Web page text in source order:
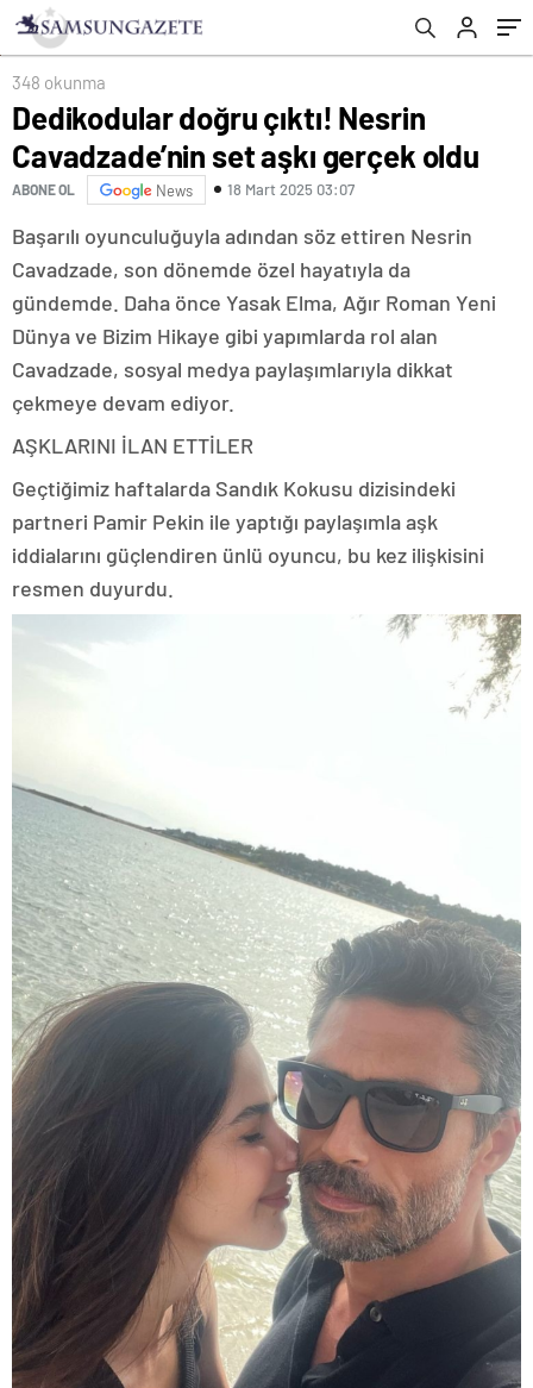
348 okunma
Dedikodular doğru çıktı! Nesrin
Cavadzade’nin set aşkı gerçek oldu
ABONE OL News 18 Mart 2025 03:07
Başarılı oyunculuğuyla adından söz ettiren Nesrin
Cavadzade, son dönemde özel hayatıyla da
gündemde. Daha önce Yasak Elma, Ağır Roman Yeni
Dünya ve Bizim Hikaye gibi yapımlarda rol alan
Cavadzade, sosyal medya paylaşımlarıyla dikkat
çekmeye devam ediyor.
AŞKLARINI İLAN ETTİLER
Geçtiğimiz haftalarda Sandık Kokusu dizisindeki
partneri Pamir Pekin ile yaptığı paylaşımla aşk
iddialarını güçlendiren ünlü oyuncu, bu kez ilişkisini
resmen duyurdu.